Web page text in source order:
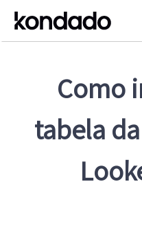
Como
tabela